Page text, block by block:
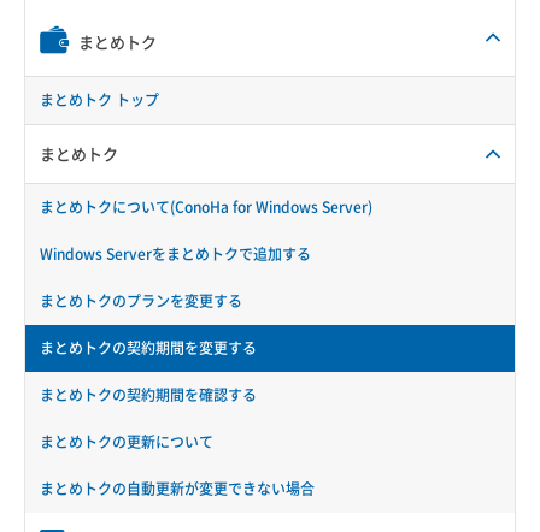
まとめトク
まとめトク トップ
まとめトク
まとめトクについて(ConoHa for Windows Server)
Windows Serverをまとめトクで追加する
まとめトクのプランを変更する
まとめトクの契約期間を変更する
まとめトクの契約期間を確認する
まとめトクの更新について
まとめトクの自動更新が変更できない場合